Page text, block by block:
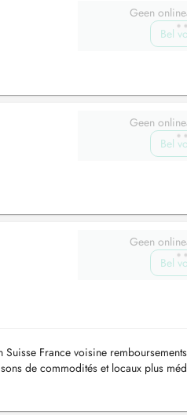
Geen
Bel
Geen
Bel
Geen
Bel
France voisine
de commodités et locaux plus
on...